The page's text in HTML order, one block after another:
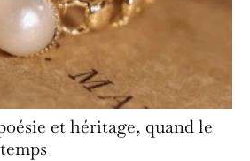
et héritage, quand le